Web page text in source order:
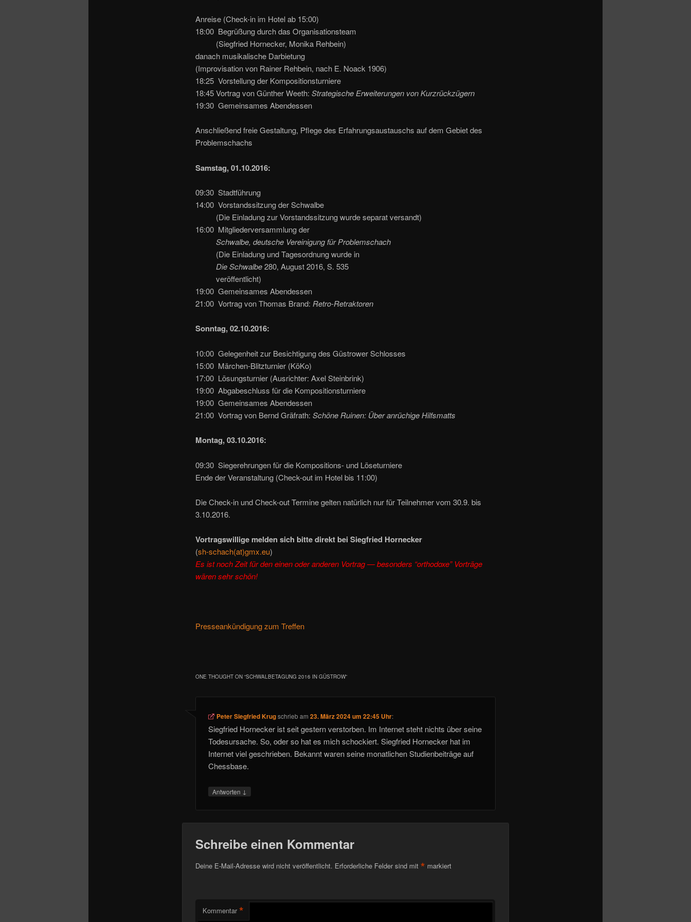
Anreise (Check-in im Hotel ab 15:00)
18:00 Begrüßung durch das Organisationsteam
(Siegfried Hornecker, Monika Rehbein)
danach musikalische Darbietung
(Improvisation von Rainer Rehbein, nach E. Noack 1906)
18:25 Vorstellung der Kompositionsturniere
18:45 Vortrag von Günther Weeth: Strategische Erweiterungen von Kurzrückzügern
19:30 Gemeinsames Abendessen
Anschließend freie Gestaltung, Pflege des Erfahrungsaustauschs auf dem Gebiet des
Problemschachs
Samstag, 01.10.2016:
09:30 Stadtführung
14:00 Vorstandssitzung der Schwalbe
(Die Einladung zur Vorstandssitzung wurde separat versandt)
16:00 Mitgliederversammlung der
Schwalbe, deutsche Vereinigung für Problemschach
(Die Einladung und Tagesordnung wurde in
Die Schwalbe280, August 2016, S. 535
veröffentlicht)
19:00 Gemeinsames Abendessen
21:00 Vortrag von Thomas Brand: Retro-Retraktoren
Sonntag, 02.10.2016:
10:00 Gelegenheit zur Besichtigung des Güstrower Schlosses
15:00 Märchen-Blitzturnier (KöKo)
17:00 Lösungsturnier (Ausrichter: Axel Steinbrink)
19:00 Abgabeschluss für die Kompositionsturniere
19:00 Gemeinsames Abendessen
21:00 Vortrag von Bernd Gräfrath: Schöne Ruinen: Über anrüchige Hilfsmatts
Montag, 03.10.2016:
09:30 Siegerehrungen für die Kompositions- und Löseturniere
Ende der Veranstaltung (Check-out im Hotel bis 11:00)
Die Check-in und Check-out Termine gelten natürlich nur für Teilnehmer vom 30.9. bis
3.10.2016.
Vortragswillige melden sich bitte direkt bei Siegfried Hornecker
(sh-schach(at)gmx.eu)
Es ist noch Zeit für den einen oder anderen Vortrag — besonders “orthodoxe” Vorträge
wären sehr schön!
Presseankündigung zum Treffen
ONE THOUGHT ON “SCHWALBETAGUNG 2016 IN GÜSTROW”
Peter Siegfried Krugschriebam23. März 2024 um 22:45 Uhr:
Siegfried Hornecker ist seit gestern verstorben. Im Internet steht nichts über seine
Todesursache. So, oder so hat es mich schockiert. Siegfried Hornecker hat im
Internet viel geschrieben. Bekannt waren seine monatlichen Studienbeiträge auf
Chessbase.
Antworten ↓
Schreibe einen Kommentar
Deine E-Mail-Adresse wird nicht veröffentlicht. Erforderliche Felder sind mit * markiert
Kommentar *